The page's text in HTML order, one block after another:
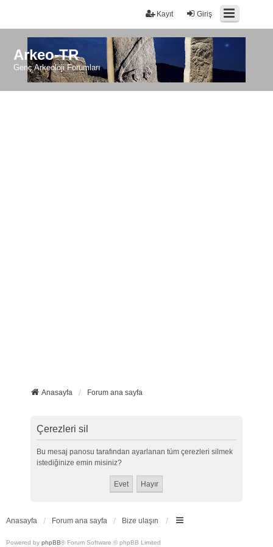
Giriş
Kayıt
Arkeo-TR
Genç Arkeoloji Forumları
Anasayfa Forum ana sayfa
Çerezleri sil
Bu mesaj panosu tarafından ayarlanan tüm çerezleri silmek
istediğinize emin misiniz?
Anasayfa Forum ana sayfa Bize ulaşın
Powered by phpBB® Forum Software © phpBB Limited